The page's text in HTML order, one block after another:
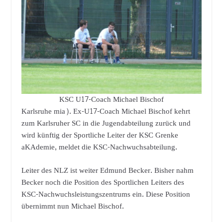
KSC U17-Coach Michael Bischof
Karlsruhe mia). Ex-U17-Coach Michael Bischof kehrt
zum Karlsruher SC in die Jugendabteilung zurück und
wird künftig der Sportliche Leiter der KSC Grenke
aKAdemie, meldet die KSC-Nachwuchsabteilung.
Leiter des NLZ ist weiter Edmund Becker. Bisher nahm
Becker noch die Position des Sportlichen Leiters des
KSC-Nachwuchsleistungszentrums ein. Diese Position
übernimmt nun Michael Bischof.